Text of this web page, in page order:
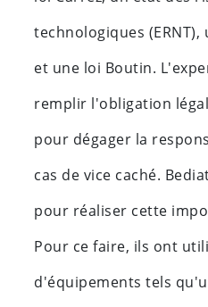
technologiques
et une loi Boutin.
remplir l'obligation
pour dégager la
cas de vice caché.
pour réaliser cette
Pour ce faire, ils ont
d'équipements tels